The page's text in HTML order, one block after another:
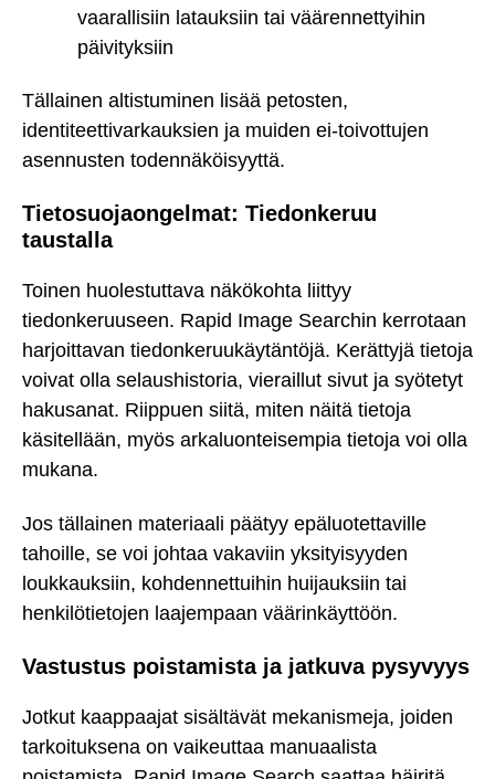
vaarallisiin latauksiin tai väärennettyihin
päivityksiin
Tällainen altistuminen lisää petosten,
identiteettivarkauksien ja muiden ei-toivottujen
asennusten todennäköisyyttä.
Tietosuojaongelmat: Tiedonkeruu
taustalla
Toinen huolestuttava näkökohta liittyy
tiedonkeruuseen. Rapid Image Searchin kerrotaan
harjoittavan tiedonkeruukäytäntöjä. Kerättyjä tietoja
voivat olla selaushistoria, vieraillut sivut ja syötetyt
hakusanat. Riippuen siitä, miten näitä tietoja
käsitellään, myös arkaluonteisempia tietoja voi olla
mukana.
Jos tällainen materiaali päätyy epäluotettaville
tahoille, se voi johtaa vakaviin yksityisyyden
loukkauksiin, kohdennettuihin huijauksiin tai
henkilötietojen laajempaan väärinkäyttöön.
Vastustus poistamista ja jatkuva pysyvyys
Jotkut kaappaajat sisältävät mekanismeja, joiden
tarkoituksena on vaikeuttaa manuaalista